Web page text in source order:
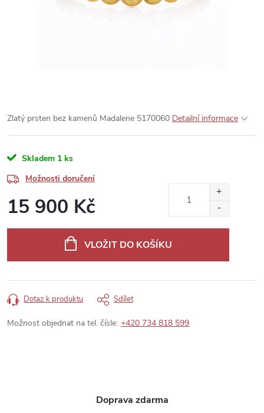
Zlatý prsten bez kamenů Madalene 5170060 Detailní informace
Skladem 1 ks
Možnosti doručení
15 900 Kč
VLOŽIT DO KOŠÍKU
Dotaz k produktu Sdílet
Možnost objednat na tel. čísle: +420 734 818 599
Doprava zdarma